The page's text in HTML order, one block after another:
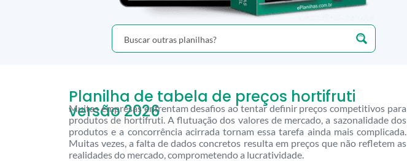
Planilha de tabela de preços hortifruti
versão 2026
Muitas empresas enfrentam desafios ao tentar definir preços competitivos para
produtos de hortifruti. A flutuação dos valores de mercado, a sazonalidade dos
produtos e a concorrência acirrada tornam essa tarefa ainda mais complicada.
Muitas vezes, a falta de dados concretos resulta em preços que não refletem as
realidades do mercado, comprometendo a lucratividade.